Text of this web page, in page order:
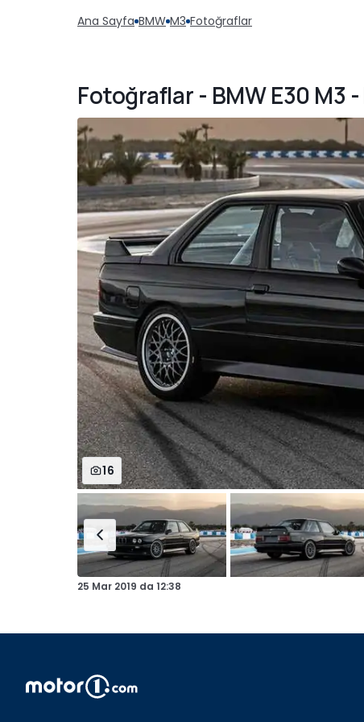
Ana Sayfa BMW M3 Fotoğraflar
Fotoğraflar - BMW E30 M3
16
25 Mar 2019 da 12:38